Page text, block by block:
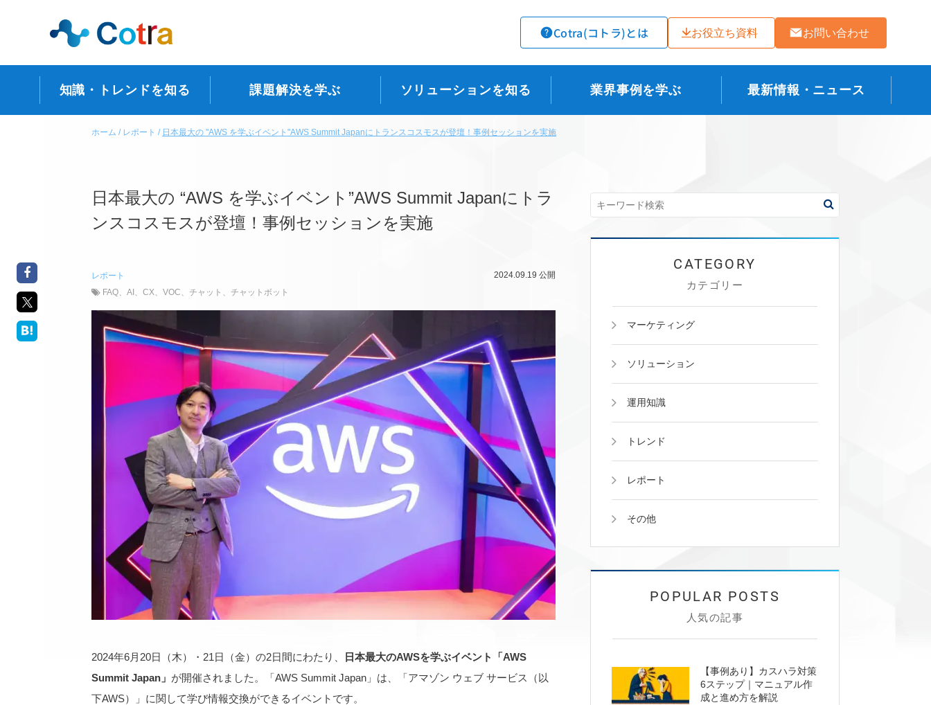
Cotra(コトラ)とは お役立ち資料 お問い合わせ
知識・トレンドを知る 課題解決を学ぶ ソリューションを知る 業界事例を学ぶ 最新情報・ニュース
ホーム レポート 日本最大の "AWS を学ぶイベント"AWS Summit Japanにトランスコスモスが登壇！事例セッションを実施
日本最大の “AWS を学ぶイベント”AWS Summit Japanにトラ
ンスコスモスが登壇！事例セッションを実施
レポート 2024.09.19 公開
FAQ、 AI 、 CX、 VOC、 チャット 、 チャットボット
2024年6月20日（木）・21日（金）の2日間にわたり、
日本最大のAWSを学ぶイベント「AWS
Summit Japan」 が開催されました。「AWS Summit Japan」は、「アマゾン ウェブ サービス（以
下AWS）」に関して学び情報交換ができるイベントです。
カテゴリー
マーケティング
ソリューション
運用知識
トレンド
レポート
その他
人気の記事
【事例あり】カスハラ対策
6ステップ｜マニュアル作
成と進め方を解説